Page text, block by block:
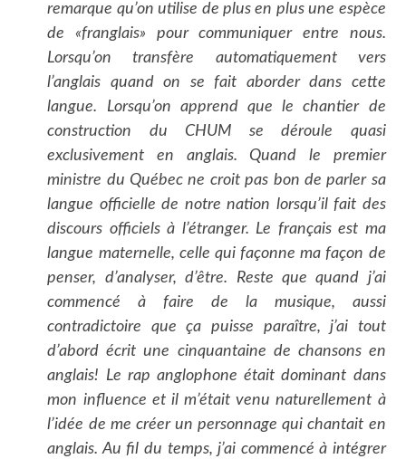
remarque qu’on utilise de plus en plus une espèce
de «franglais» pour communiquer entre nous.
Lorsqu’on transfère automatiquement vers
l’anglais quand on se fait aborder dans cette
langue. Lorsqu’on apprend que le chantier de
construction du CHUM se déroule quasi
exclusivement en anglais. Quand le premier
ministre du Québec ne croit pas bon de parler sa
langue officielle de notre nation lorsqu’il fait des
discours officiels à l’étranger. Le français est ma
langue maternelle, celle qui façonne ma façon de
penser, d’analyser, d’être. Reste que quand j’ai
commencé à faire de la musique, aussi
contradictoire que ça puisse paraître, j’ai tout
d’abord écrit une cinquantaine de chansons en
anglais! Le rap anglophone était dominant dans
mon influence et il m’était venu naturellement à
l’idée de me créer un personnage qui chantait en
anglais. Au fil du temps, j’ai commencé à intégrer